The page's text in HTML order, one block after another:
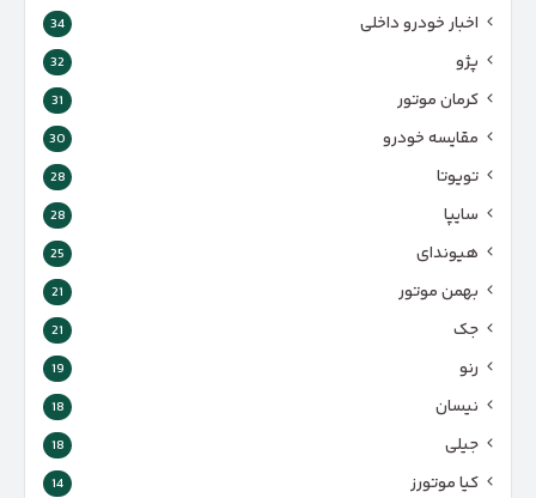
اخبار خودرو داخلی 34
پژو 32
کرمان موتور 31
مقایسه خودرو 30
تویوتا 28
سایپا 28
هیوندای 25
بهمن موتور 21
جک 21
رنو 19
نیسان 18
جیلی 18
کیا موتورز 14